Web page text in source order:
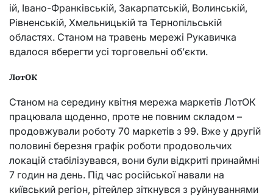
ій, Івано-Франківській, Закарпатській, Волинській,
Рівненській, Хмельницькій та Тернопільській
областях. Станом на травень мережі Рукавичка
вдалося вберегти усі торговельні об’єкти.
ЛотОК
Станом на середину квітня мережа маркетів ЛотОК
працювала щоденно, проте не повним складом –
продовжували роботу 70 маркетів з 99. Вже у другій
половині березня графік роботи продовольчих
локацій стабілізувався, вони були відкриті принаймні
7 годин на день. Під час російської навали на
київський регіон, рітейлер зіткнувся з руйнуваннями